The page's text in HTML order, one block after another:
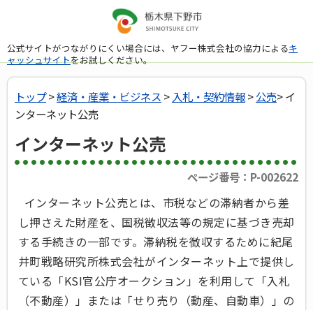
公式サイトがつながりにくい場合には、ヤフー株式会社の協力によるキ
ャッシュサイトをお試しください。
トップ>経済・産業・ビジネス > 入札・契約情報>公売> イ
ンターネット公売
インターネット公売
ページ番号：P-002622
インターネット公売とは、市税などの滞納者から差
し押さえた財産を、国税徴収法等の規定に基づき売却
する手続きの一部です。滞納税を徴収するために紀尾
井町戦略研究所株式会社がインターネット上で提供し
ている「KSI官公庁オークション」を利用して「入札
（不動産）」または「せり売り（動産、自動車）」の